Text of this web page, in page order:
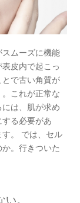
スムーズに機能
皮内で起こっ
で古い角質が
これが正常な
は、肌が求め
る必要があ
す。 では、セル
。行きついた
。